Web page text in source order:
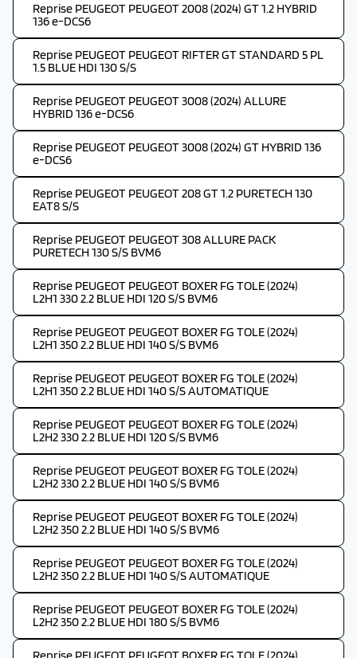
Reprise PEUGEOT PEUGEOT 2008 (2024) GT 1.2 HYBRID
136 e-DCS6
Reprise PEUGEOT PEUGEOT RIFTER GT STANDARD 5 PL
1.5 BLUE HDI 130 S/S
Reprise PEUGEOT PEUGEOT 3008 (2024) ALLURE
HYBRID 136 e-DCS6
Reprise PEUGEOT PEUGEOT 3008 (2024) GT HYBRID 136
e-DCS6
Reprise PEUGEOT PEUGEOT 208 GT 1.2 PURETECH 130
EAT8 S/S
Reprise PEUGEOT PEUGEOT 308 ALLURE PACK
PURETECH 130 S/S BVM6
Reprise PEUGEOT PEUGEOT BOXER FG TOLE (2024)
L2H1 330 2.2 BLUE HDI 120 S/S BVM6
Reprise PEUGEOT PEUGEOT BOXER FG TOLE (2024)
L2H1 350 2.2 BLUE HDI 140 S/S BVM6
Reprise PEUGEOT PEUGEOT BOXER FG TOLE (2024)
L2H1 350 2.2 BLUE HDI 140 S/S AUTOMATIQUE
Reprise PEUGEOT PEUGEOT BOXER FG TOLE (2024)
L2H2 330 2.2 BLUE HDI 120 S/S BVM6
Reprise PEUGEOT PEUGEOT BOXER FG TOLE (2024)
L2H2 330 2.2 BLUE HDI 140 S/S BVM6
Reprise PEUGEOT PEUGEOT BOXER FG TOLE (2024)
L2H2 350 2.2 BLUE HDI 140 S/S BVM6
Reprise PEUGEOT PEUGEOT BOXER FG TOLE (2024)
L2H2 350 2.2 BLUE HDI 140 S/S AUTOMATIQUE
Reprise PEUGEOT PEUGEOT BOXER FG TOLE (2024)
L2H2 350 2.2 BLUE HDI 180 S/S BVM6